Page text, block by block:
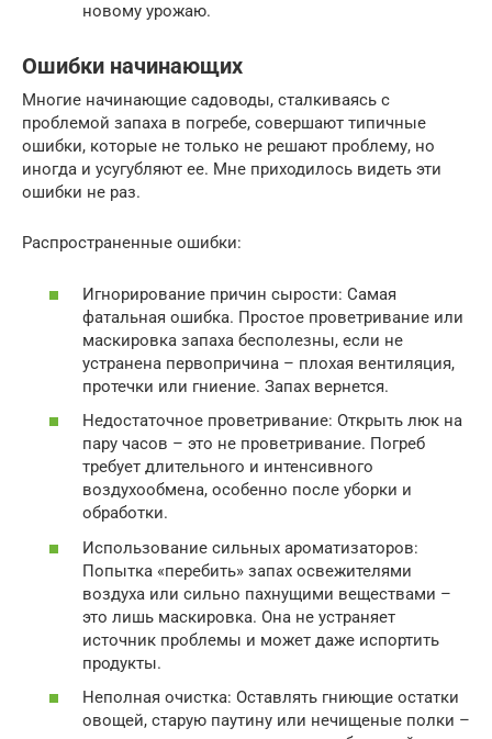
новому урожаю.
Ошибки начинающих
Многие начинающие садоводы, сталкиваясь с
проблемой запаха в погребе, совершают типичные
ошибки, которые не только не решают проблему, но
иногда и усугубляют ее. Мне приходилось видеть эти
ошибки не раз.
Распространенные ошибки:
Игнорирование причин сырости: Самая
фатальная ошибка. Простое проветривание или
маскировка запаха бесполезны, если не
устранена первопричина – плохая вентиляция,
протечки или гниение. Запах вернется.
Недостаточное проветривание: Открыть люк на
пару часов – это не проветривание. Погреб
требует длительного и интенсивного
воздухообмена, особенно после уборки и
обработки.
Использование сильных ароматизаторов:
Попытка «перебить» запах освежителями
воздуха или сильно пахнущими веществами –
это лишь маскировка. Она не устраняет
источник проблемы и может даже испортить
продукты.
Неполная очистка: Оставлять гниющие остатки
овощей, старую паутину или нечищеные полки –